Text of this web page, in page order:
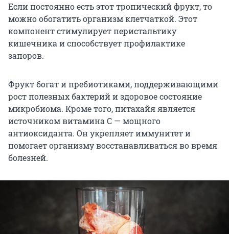
Если постоянно есть этот тропический фрукт, то
можно обогатить организм клетчаткой. Этот
компонент стимулирует перистальтику
кишечника и способствует профилактике
запоров.
Фрукт богат и пребиотиками, поддерживающими
рост полезных бактерий и здоровое состояние
микробиома. Кроме того, питахайя является
источником витамина C — мощного
антиоксиданта. Он укрепляет иммунитет и
помогает организму восстанавливаться во время
болезней.